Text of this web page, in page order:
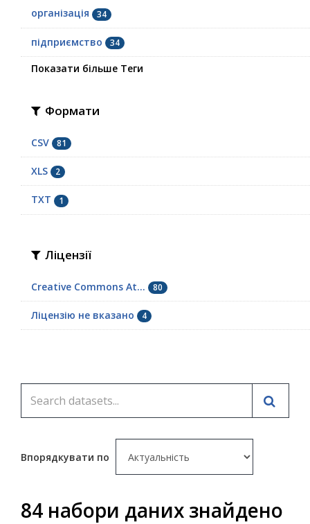
організація 34
підприємство 34
Показати більше Теги
Формати
CSV 81
XLS 2
TXT 1
Ліцензії
Creative Commons At... 80
Ліцензію не вказано 4
Впорядкувати по
84 набори даних знайдено